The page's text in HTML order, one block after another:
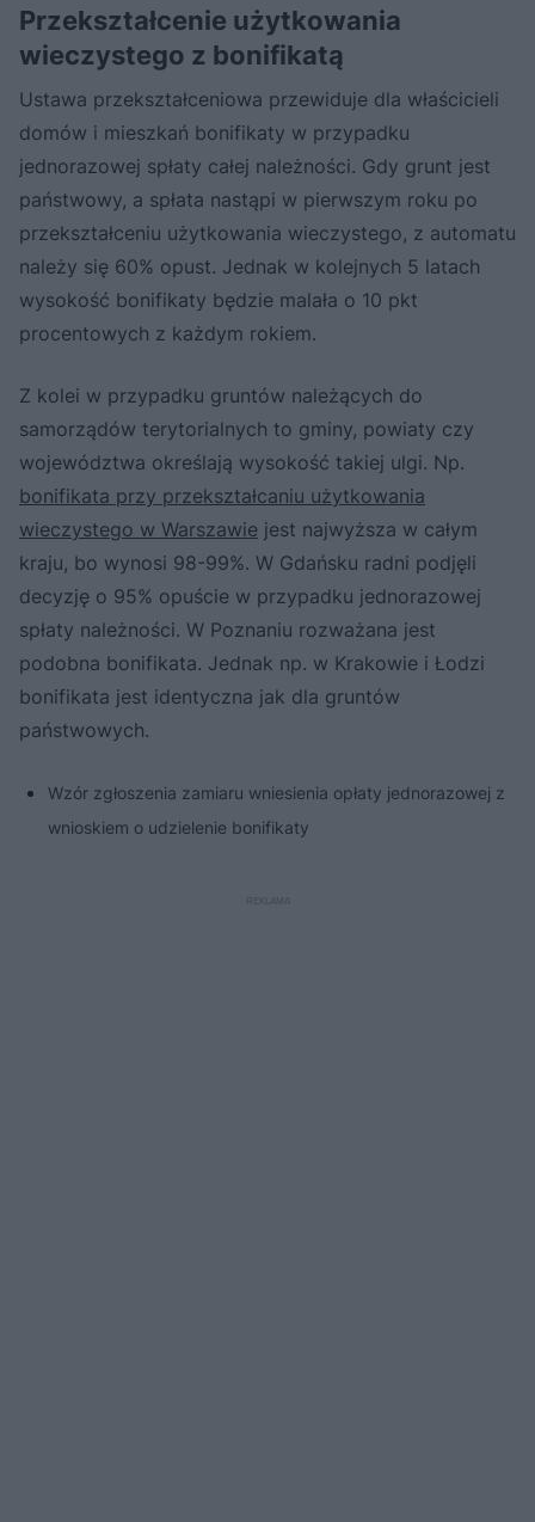
Przekształcenie użytkowania
wieczystego z bonifikatą
Ustawa przekształceniowa przewiduje dla właścicieli
domów i mieszkań bonifikaty w przypadku
jednorazowej spłaty całej należności. Gdy grunt jest
państwowy, a spłata nastąpi w pierwszym roku po
przekształceniu użytkowania wieczystego, z automatu
należy się 60% opust. Jednak w kolejnych 5 latach
wysokość bonifikaty będzie malała o 10 pkt
procentowych z każdym rokiem.
Z kolei w przypadku gruntów należących do
samorządów terytorialnych to gminy, powiaty czy
województwa określają wysokość takiej ulgi. Np.
bonifikata przy przekształcaniu użytkowania
wieczystego w Warszawie jest najwyższa w całym
kraju, bo wynosi 98-99%. W Gdańsku radni podjęli
decyzję o 95% opuście w przypadku jednorazowej
spłaty należności. W Poznaniu rozważana jest
podobna bonifikata. Jednak np. w Krakowie i Łodzi
bonifikata jest identyczna jak dla gruntów
państwowych.
Wzór zgłoszenia zamiaru wniesienia opłaty jednorazowej z
wnioskiem o udzielenie bonifikaty